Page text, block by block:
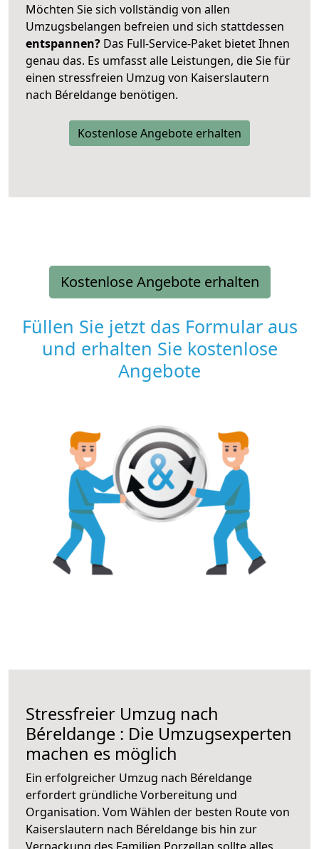
Möchten Sie sich vollständig von allen
Umzugsbelangen befreien und sich stattdessen
entspannen? Das Full-Service-Paket bietet Ihnen
genau das. Es umfasst alle Leistungen, die Sie für
einen stressfreien Umzug von Kaiserslautern
nach Béreldange benötigen.
Kostenlose Angebote erhalten
Kostenlose Angebote erhalten
Füllen Sie jetzt das Formular aus
und erhalten Sie kostenlose
Angebote
Stressfreier Umzug nach
Béreldange : Die Umzugsexperten
machen es möglich
Ein erfolgreicher Umzug nach Béreldange
erfordert gründliche Vorbereitung und
Organisation. Vom Wählen der besten Route von
Kaiserslautern nach Béreldange bis hin zur